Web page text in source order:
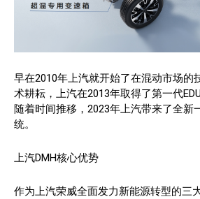
早在2010年上汽就开始了在混动市场的
术耕耘，上汽在2013年取得了第一代
随着时间推移，2023年上汽带来了全新
统。
上汽DMH核心优势
作为上汽荣威全面发力新能源转型的三